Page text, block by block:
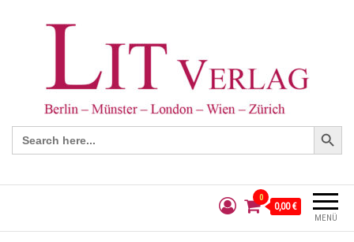
Search
for:
Search Button
MENÜ
0
0,00 €